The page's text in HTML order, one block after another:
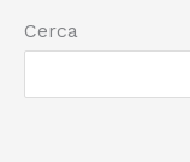
Cerca